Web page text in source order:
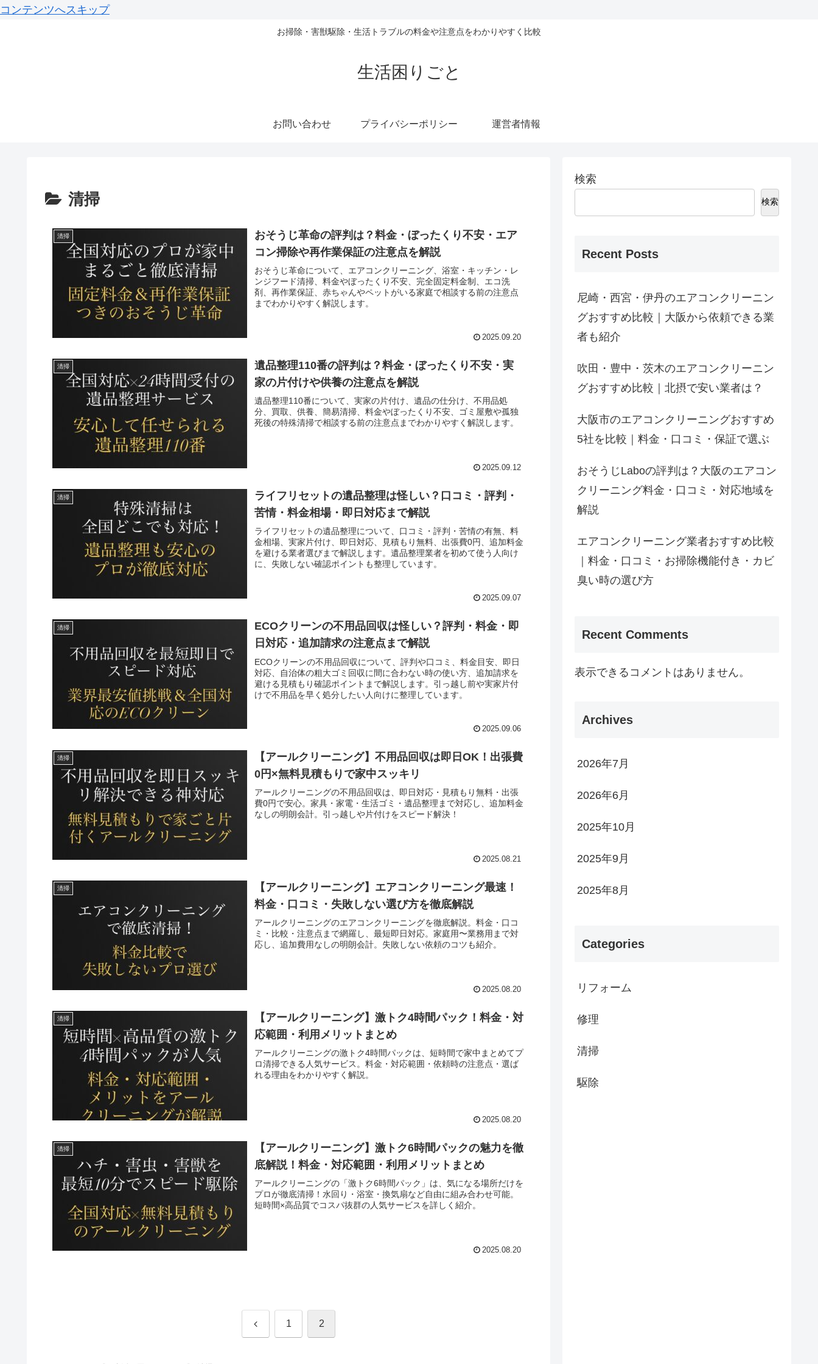
コンテンツへスキップ
お掃除・害獣駆除・生活トラブルの料金や注意点をわかりやすく比較
生活困りごと
お問い合わせ プライバシーポリシー 運営者情報
清掃
清掃
おそうじ革命の評判は？料金・ぼったくり不安・エア
コン掃除や再作業保証の注意点を解説
おそうじ革命について、エアコンクリーニング、浴室・キッチン・レ
ンジフード清掃、料金やぼったくり不安、完全固定料金制、エコ洗
剤、再作業保証、赤ちゃんやペットがいる家庭で相談する前の注意点
までわかりやすく解説します。
2025.09.20
清掃
遺品整理110番の評判は？料金・ぼったくり不安・実
家の片付けや供養の注意点を解説
遺品整理110番について、実家の片付け、遺品の仕分け、不用品処
分、買取、供養、簡易清掃、料金やぼったくり不安、ゴミ屋敷や孤独
死後の特殊清掃で相談する前の注意点までわかりやすく解説します。
2025.09.12
清掃
ライフリセットの遺品整理は怪しい？口コミ・評判・
苦情・料金相場・即日対応まで解説
ライフリセットの遺品整理について、口コミ・評判・苦情の有無、料
金相場、実家片付け、即日対応、見積もり無料、出張費0円、追加料金
を避ける業者選びまで解説します。遺品整理業者を初めて使う人向け
に、失敗しない確認ポイントも整理しています。
2025.09.07
清掃
ECOクリーンの不用品回収は怪しい？評判・料金・即
日対応・追加請求の注意点まで解説
ECOクリーンの不用品回収について、評判や口コミ、料金目安、即日
対応、自治体の粗大ゴミ回収に間に合わない時の使い方、追加請求を
避ける見積もり確認ポイントまで解説します。引っ越し前や実家片付
けで不用品を早く処分したい人向けに整理しています。
2025.09.06
清掃
【アールクリーニング】不用品回収は即日OK！出張費
0円×無料見積もりで家中スッキリ
アールクリーニングの不用品回収は、即日対応・見積もり無料・出張
費0円で安心。家具・家電・生活ゴミ・遺品整理まで対応し、追加料金
なしの明朗会計。引っ越しや片付けをスピード解決！
2025.08.21
清掃
【アールクリーニング】エアコンクリーニング最速！
料金・口コミ・失敗しない選び方を徹底解説
アールクリーニングのエアコンクリーニングを徹底解説。料金・口コ
ミ・比較・注意点まで網羅し、最短即日対応。家庭用〜業務用まで対
応し、追加費用なしの明朗会計。失敗しない依頼のコツも紹介。
2025.08.20
清掃
【アールクリーニング】激トク4時間パック！料金・対
応範囲・利用メリットまとめ
アールクリーニングの激トク4時間パックは、短時間で家中まとめてプ
ロ清掃できる人気サービス。料金・対応範囲・依頼時の注意点・選ば
れる理由をわかりやすく解説。
2025.08.20
清掃
【アールクリーニング】激トク6時間パックの魅力を徹
底解説！料金・対応範囲・利用メリットまとめ
アールクリーニングの「激トク6時間パック」は、気になる場所だけを
プロが徹底清掃！水回り・浴室・換気扇など自由に組み合わせ可能。
短時間×高品質でコスパ抜群の人気サービスを詳しく紹介。
2025.08.20
前 1 2
検索
検索
Recent Posts
尼崎・西宮・伊丹のエアコンクリーニン
グおすすめ比較｜大阪から依頼できる業
者も紹介
吹田・豊中・茨木のエアコンクリーニン
グおすすめ比較｜北摂で安い業者は？
大阪市のエアコンクリーニングおすすめ
5社を比較｜料金・口コミ・保証で選ぶ
おそうじLaboの評判は？大阪のエアコン
クリーニング料金・口コミ・対応地域を
解説
エアコンクリーニング業者おすすめ比較
｜料金・口コミ・お掃除機能付き・カビ
臭い時の選び方
Recent Comments
表示できるコメントはありません。
Archives
2026年7月
2026年6月
2025年10月
2025年9月
2025年8月
Categories
リフォーム
修理
清掃
駆除